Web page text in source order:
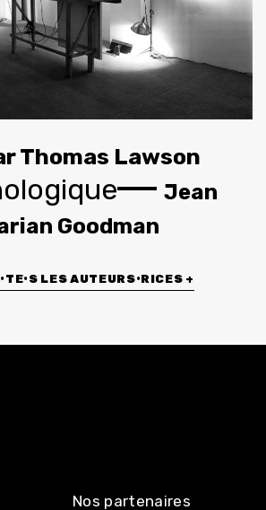
Thomas Lawson
Jean
Goodman
LES AUTEURS•RICES +
Nos partenaires